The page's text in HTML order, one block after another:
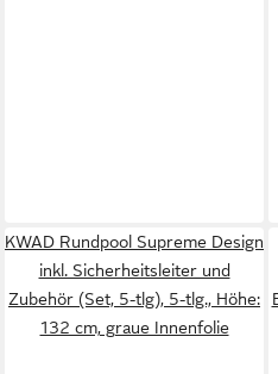
KWAD Rundpool Supreme Design
inkl. Sicherheitsleiter und
Zubehör (Set, 5-tlg), 5-tlg., Höhe:
132 cm, graue Innenfolie